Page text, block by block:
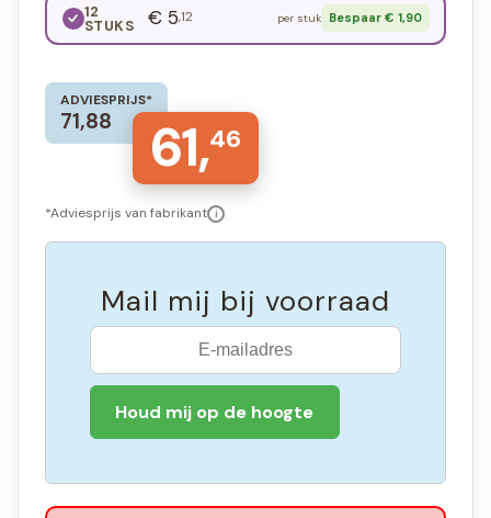
12
STUKS € 5,12 per stuk Bespaar € 1,90
ADVIESPRIJS*
71,88 61,46
*Adviesprijs van fabrikant i
Mail mij bij voorraad
Houd mij op de hoogte